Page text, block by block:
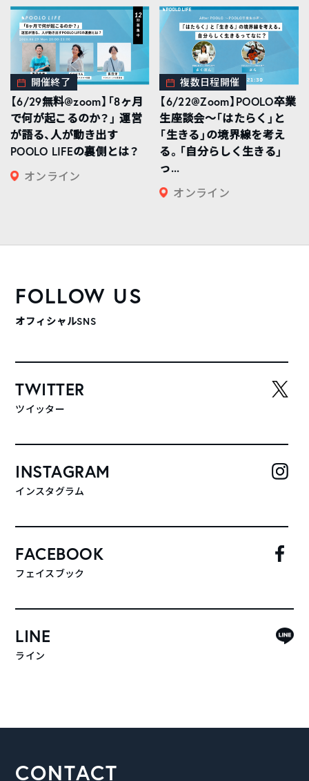
開催終了
【6/29無料@zoom】「8ヶ月
で何が起こるのか？」 運営
が語る、人が動き出す
POOLO LIFEの裏側とは？
オンライン
複数日程開催
【6/22@Zoom】POOLO卒業
生座談会〜「はたらく」と
「生きる」の境界線を考え
る。「自分らしく生きる」
っ...
オンライン
FOLLOW US
オフィシャルSNS
TWITTER
ツイッター
INSTAGRAM
インスタグラム
FACEBOOK
フェイスブック
LINE
ライン
CONTACT